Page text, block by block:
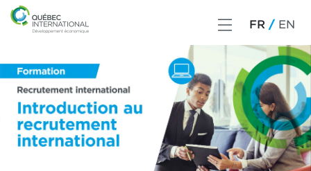
FR EN